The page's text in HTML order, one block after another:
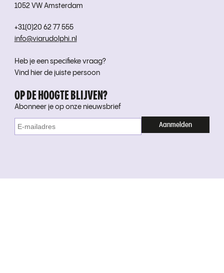
1052 VW Amsterdam
+31(0)20 62 77 555
info@viarudolphi.nl
Heb je een specifieke vraag?
Vind hier de juiste persoon
OP DE HOOGTE BLIJVEN?
Abonneer je op onze nieuwsbrief